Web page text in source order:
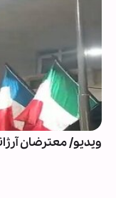
ویدیو/ معترضان